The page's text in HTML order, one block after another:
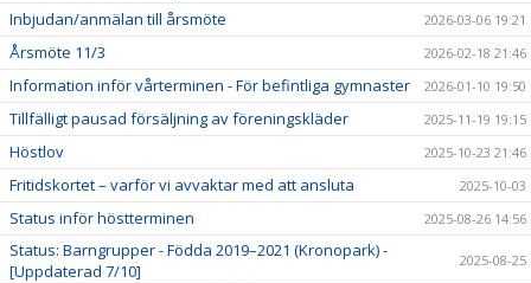
Inbjudan/anmälan till årsmöte 2026-03-06 19:21
Årsmöte 11/3 2026-02-18 21:46
Information inför vårterminen - För befintliga gymnaster 2026-01-10 19:50
Tillfälligt pausad försäljning av föreningskläder 2025-11-19 19:15
Höstlov 2025-10-23 21:46
Fritidskortet – varför vi avvaktar med att ansluta 2025-10-03
Status inför höstterminen 2025-08-26 14:56
Status: Barngrupper - Födda 2019–2021 (Kronopark) -
[Uppdaterad 7/10]
2025-08-25